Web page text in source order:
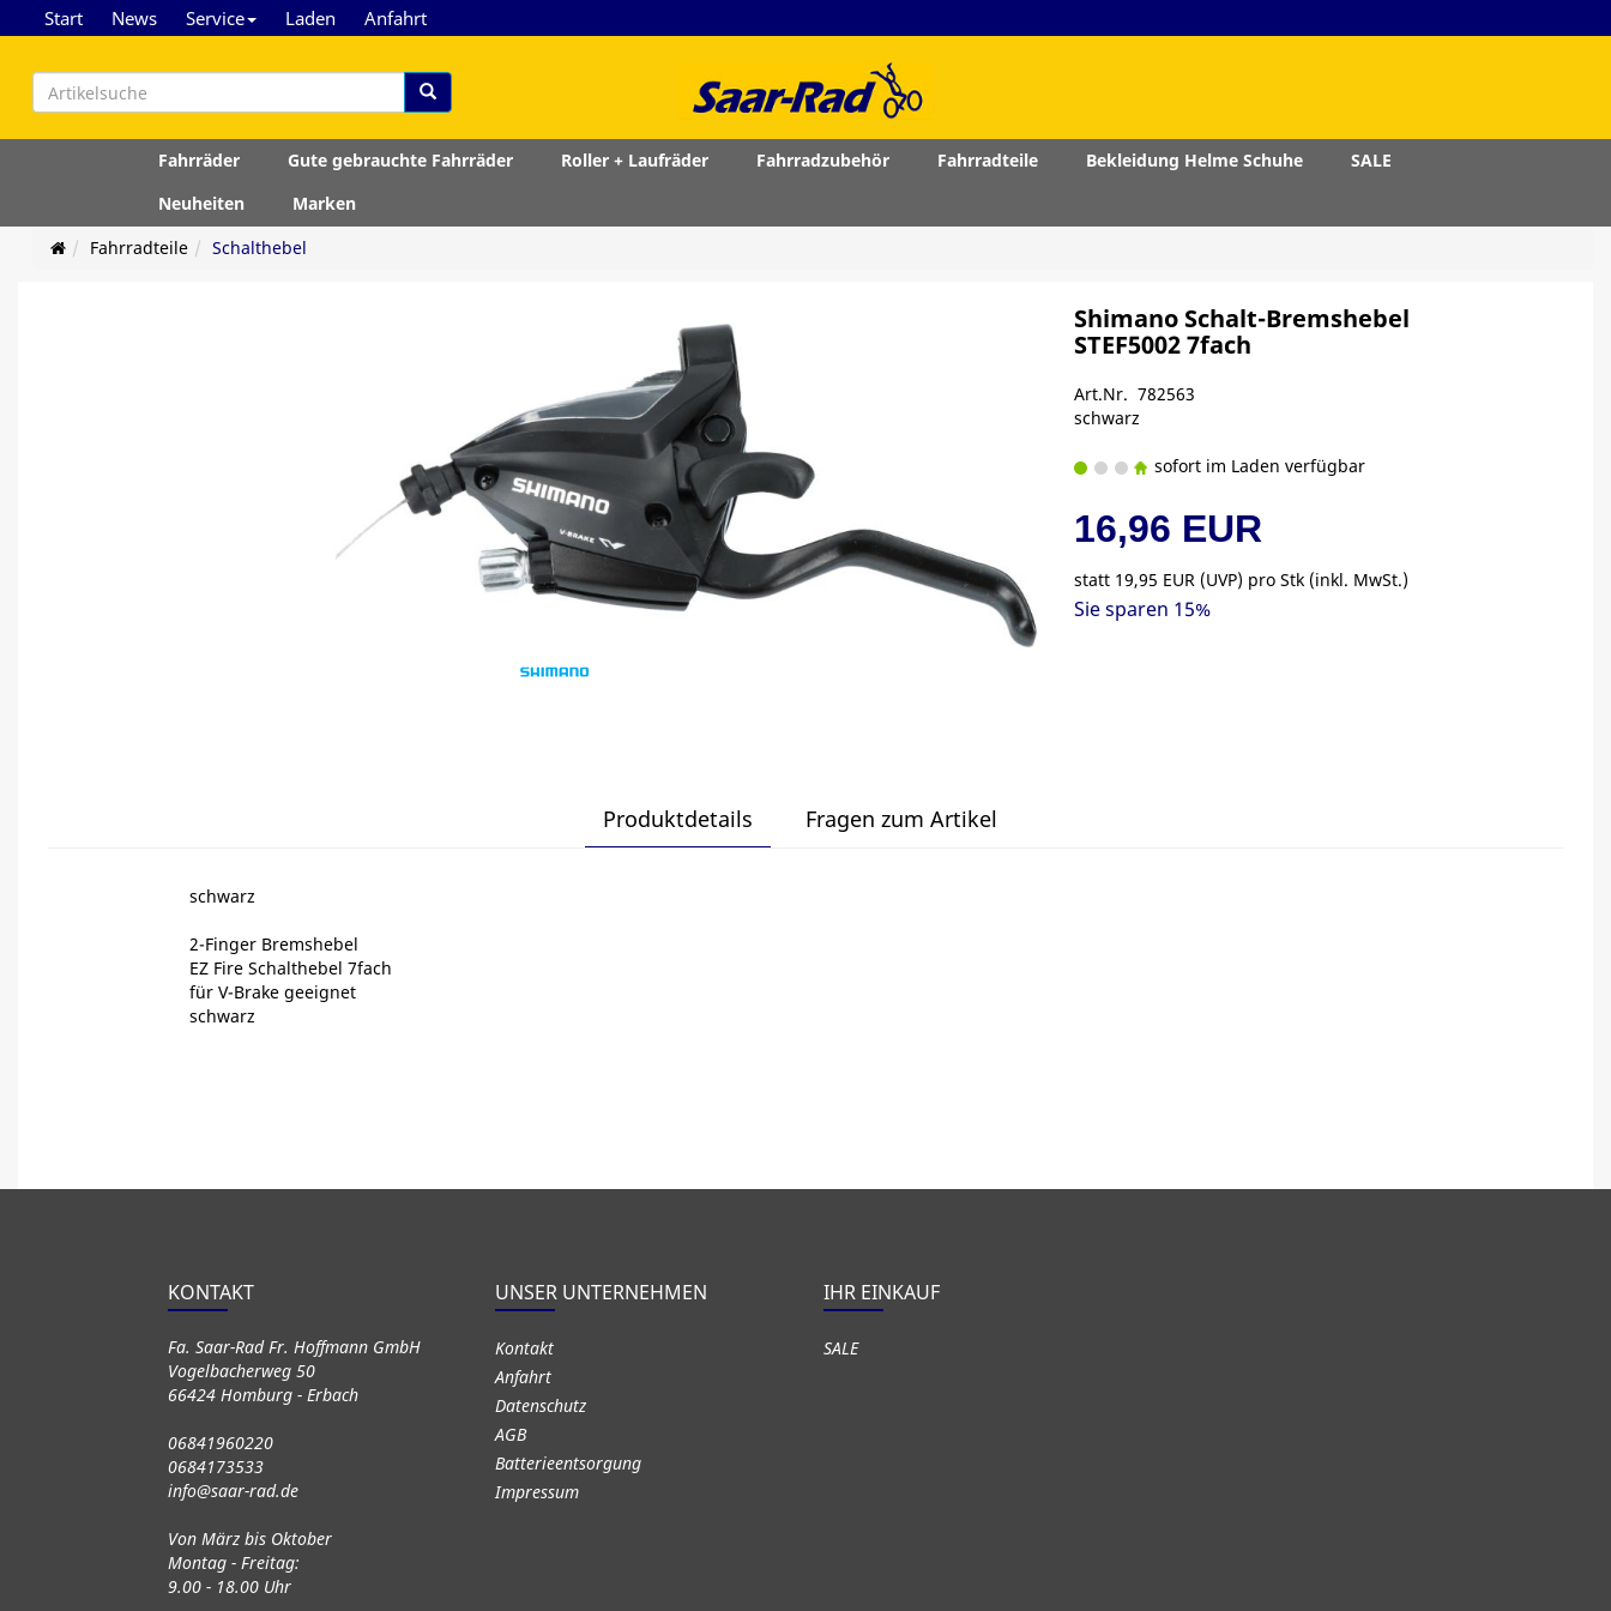
Start News Service Laden Anfahrt
Fahrräder Gute gebrauchte Fahrräder Roller + Laufräder Fahrradzubehör Fahrradteile Bekleidung Helme Schuhe
SALE
Neuheiten
Marken
Fahrradteile
Schalthebel
Shimano Schalt-Bremshebel
STEF5002 7fach
Art.Nr. 782563
schwarz
sofort im Laden verfügbar
16,96 EUR
statt 19,95 EUR (UVP) pro Stk (inkl. MwSt.)
Sie sparen 15%
Produktdetails Fragen zum Artikel
schwarz
2-Finger Bremshebel
EZ Fire Schalthebel 7fach
für V-Brake geeignet
schwarz
KONTAKT
Fa. Saar-Rad Fr. Hoffmann GmbH
Vogelbacherweg 50
66424 Homburg - Erbach
06841960220
0684173533
info@saar-rad.de
Von März bis Oktober
Montag - Freitag:
9.00 - 18.00 Uhr
UNSER UNTERNEHMEN
Kontakt
Anfahrt
Datenschutz
AGB
Batterieentsorgung
Impressum
IHR EINKAUF
SALE